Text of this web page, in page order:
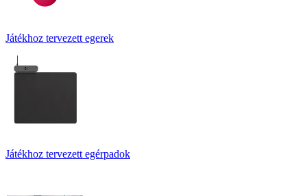
Játékhoz tervezett egerek
Játékhoz tervezett egérpadok